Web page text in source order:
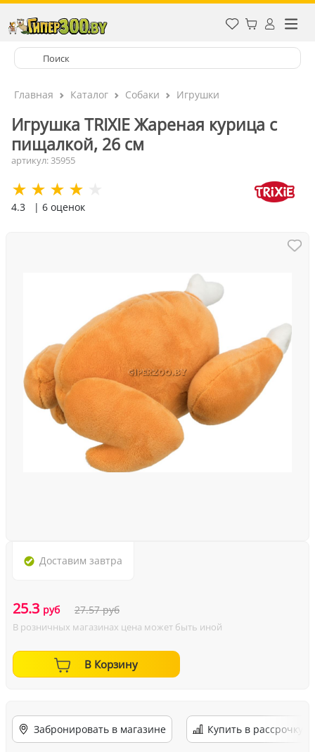
Главная Каталог Собаки Игрушки
Игрушка TRIXIE Жареная курица с
пищалкой, 26 см
артикул: 35955
4.3 | 6 оценок
Доставим завтра
25.3 руб 27.57руб
В розничных магазинах цена может быть иной
В Корзину
Забронировать в магазине Купить в рассрочку